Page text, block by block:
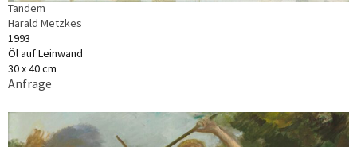
Tandem
Harald Metzkes
1993
Öl auf Leinwand
30 x 40 cm
Anfrage